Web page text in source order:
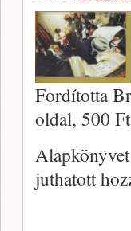
Fordította
oldal, 500
juthatott